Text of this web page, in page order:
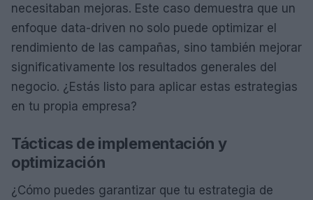
necesitaban mejoras. Este caso demuestra que un
enfoque data-driven no solo puede optimizar el
rendimiento de las campañas, sino también mejorar
significativamente los resultados generales del
negocio. ¿Estás listo para aplicar estas estrategias
en tu propia empresa?
Tácticas de implementación y
optimización
¿Cómo puedes garantizar que tu estrategia de